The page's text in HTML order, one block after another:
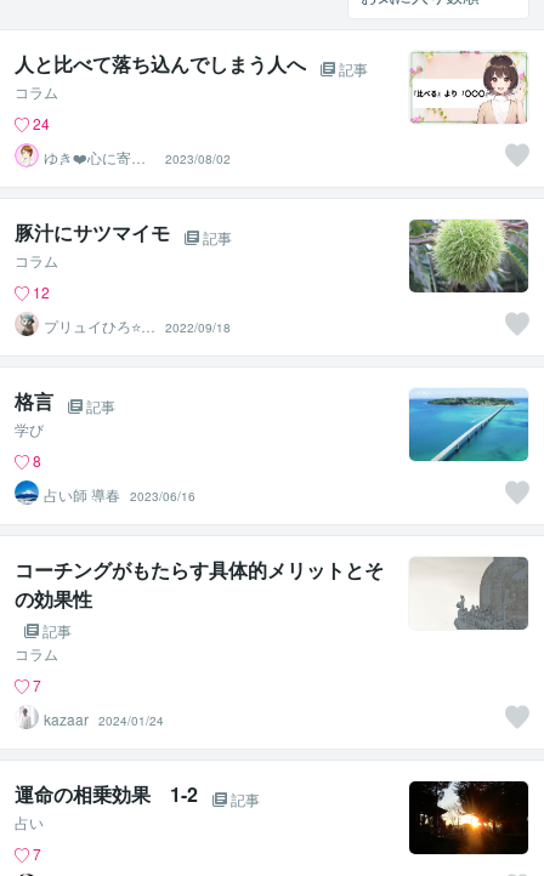
人と比べて落ち込んでしまう人へ
記事
コラム
24
ゆき❤️心に寄り
添う癒しのナー
ス
2023/08/02
豚汁にサツマイモ
記事
コラム
12
プリュイひろ⭐️占
い鑑定士
2022/09/18
格言
記事
学び
8
占い師 導春
2023/06/16
コーチングがもたらす具体的メリットとそ
の効果性
記事
コラム
7
kazaar 2024/01/24
運命の相乗効果 1-2
記事
占い
7